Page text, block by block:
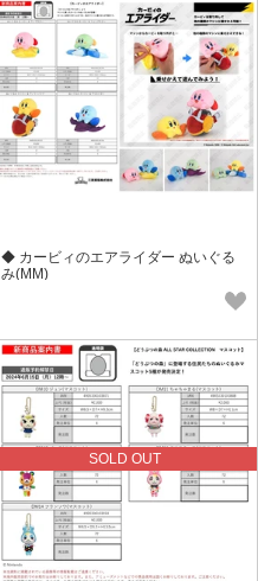
◆ カービィのエアライダー ぬいぐる
み(MM)
SOLD OUT